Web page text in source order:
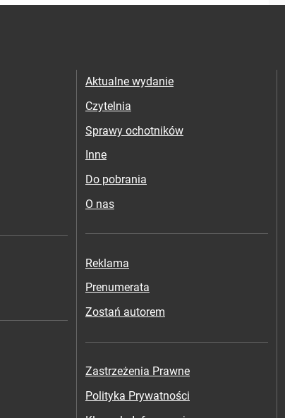
Aktualne wydanie
Czytelnia
Sprawy ochotników
Inne
Do pobrania
O nas
Reklama
Prenumerata
Zostań autorem
Zastrzeżenia Prawne
Polityka Prywatności